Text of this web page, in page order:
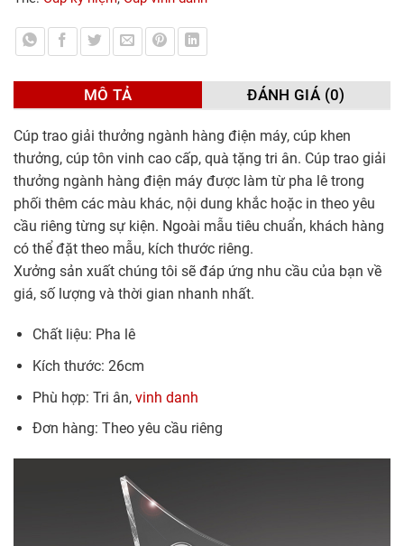
MÔ TẢ ĐÁNH GIÁ (0)
Cúp trao giải thưởng ngành hàng điện máy, cúp khen
thưởng, cúp tôn vinh cao cấp, quà tặng tri ân. Cúp trao giải
thưởng ngành hàng điện máy được làm từ pha lê trong
phối thêm các màu khác, nội dung khắc hoặc in theo yêu
cầu riêng từng sự kiện. Ngoài mẫu tiêu chuẩn, khách hàng
có thể đặt theo mẫu, kích thước riêng.
Xưởng sản xuất chúng tôi sẽ đáp ứng nhu cầu của bạn về
giá, số lượng và thời gian nhanh nhất.
Chất liệu: Pha lê
Kích thước: 26cm
Phù hợp: Tri ân, vinh danh
Đơn hàng: Theo yêu cầu riêng